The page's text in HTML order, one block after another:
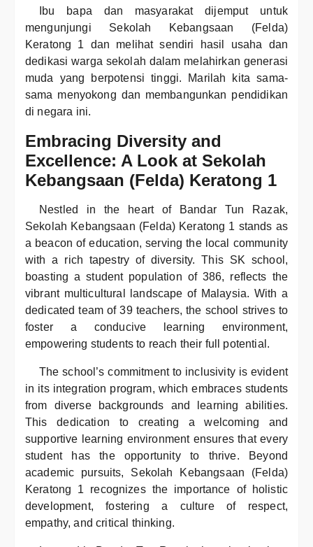
Ibu bapa dan masyarakat dijemput untuk
mengunjungi Sekolah Kebangsaan (Felda)
Keratong 1 dan melihat sendiri hasil usaha dan
dedikasi warga sekolah dalam melahirkan generasi
muda yang berpotensi tinggi. Marilah kita sama-
sama menyokong dan membangunkan pendidikan
di negara ini.
Embracing Diversity and
Excellence: A Look at Sekolah
Kebangsaan (Felda) Keratong 1
Nestled in the heart of Bandar Tun Razak,
Sekolah Kebangsaan (Felda) Keratong 1 stands as
a beacon of education, serving the local community
with a rich tapestry of diversity. This SK school,
boasting a student population of 386, reflects the
vibrant multicultural landscape of Malaysia. With a
dedicated team of 39 teachers, the school strives to
foster a conducive learning environment,
empowering students to reach their full potential.
The school’s commitment to inclusivity is evident
in its integration program, which embraces students
from diverse backgrounds and learning abilities.
This dedication to creating a welcoming and
supportive learning environment ensures that every
student has the opportunity to thrive. Beyond
academic pursuits, Sekolah Kebangsaan (Felda)
Keratong 1 recognizes the importance of holistic
development, fostering a culture of respect,
empathy, and critical thinking.